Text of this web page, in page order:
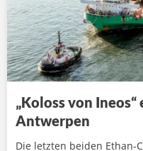
„Koloss von
Antwerpen
Die letzten beiden Ethan-